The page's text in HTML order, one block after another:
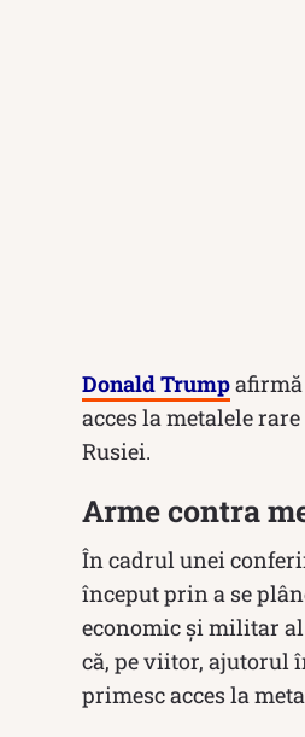
Donald Trumpafirmă
acces la metalele
Rusiei.
Arme contra
În cadrul unei
început prin a se
economic şi militar
că, pe viitor, ajutorul
primesc acces la